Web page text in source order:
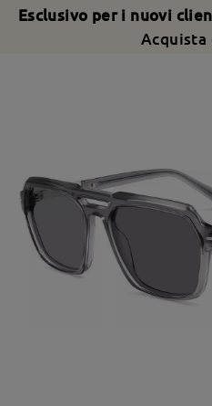
Esclusivo per i nuovi
Acquista